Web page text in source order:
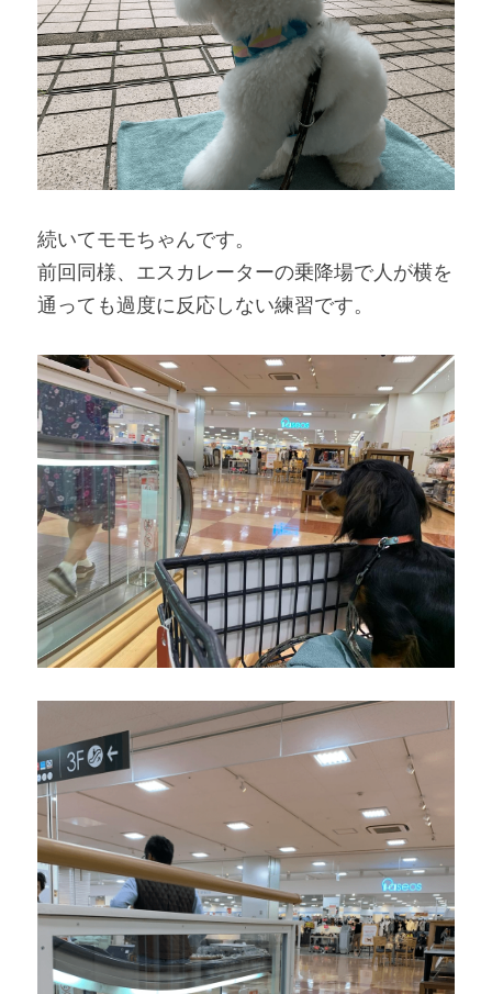
続いてモモちゃんです。
前回同様、エスカレーターの乗降場で人が横を
通っても過度に反応しない練習です。